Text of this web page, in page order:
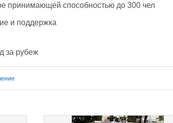
принимающей способностью до 300 чел
и поддержка
за рубеж